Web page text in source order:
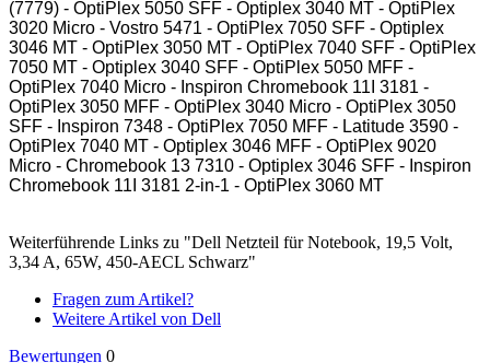
(7779) - OptiPlex 5050 SFF - Optiplex 3040 MT - OptiPlex
3020 Micro - Vostro 5471 - OptiPlex 7050 SFF - Optiplex
3046 MT - OptiPlex 3050 MT - OptiPlex 7040 SFF - OptiPlex
7050 MT - Optiplex 3040 SFF - OptiPlex 5050 MFF -
OptiPlex 7040 Micro - Inspiron Chromebook 11I 3181 -
OptiPlex 3050 MFF - OptiPlex 3040 Micro - OptiPlex 3050
SFF - Inspiron 7348 - OptiPlex 7050 MFF - Latitude 3590 -
OptiPlex 7040 MT - Optiplex 3046 MFF - OptiPlex 9020
Micro - Chromebook 13 7310 - Optiplex 3046 SFF - Inspiron
Chromebook 11I 3181 2-in-1 - OptiPlex 3060 MT
Weiterführende Links zu "Dell Netzteil für Notebook, 19,5 Volt,
3,34 A, 65W, 450-AECL Schwarz"
Fragen zum Artikel?
Weitere Artikel von Dell
Bewertungen 0